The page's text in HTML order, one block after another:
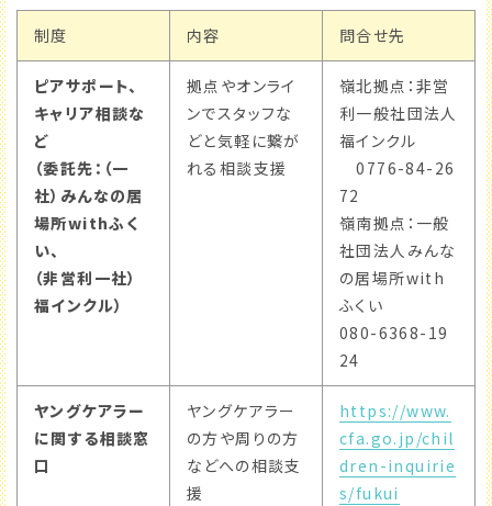
制度 内容 問合せ先
ピアサポート、
キャリア相談な
ど
（委託先：（一
社）みんなの居
場所withふく
い、
（非営利一社）
福インクル）
拠点やオンライ
ンでスタッフな
どと気軽に繋が
れる相談支援
嶺北拠点：非営
利一般社団法人
福インクル
0776-84-26
72
嶺南拠点：一般
社団法人みんな
の居場所with
ふくい
080-6368-19
24
ヤングケアラー
に関する相談窓
口
ヤングケアラー
の方や周りの方
などへの相談支
援
https://www.
cfa.go.jp/chil
dren-inquirie
s/fukui